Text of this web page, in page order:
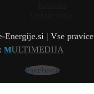
Energije.si | Vse pravice
MULTIMEDIJA
Facebook